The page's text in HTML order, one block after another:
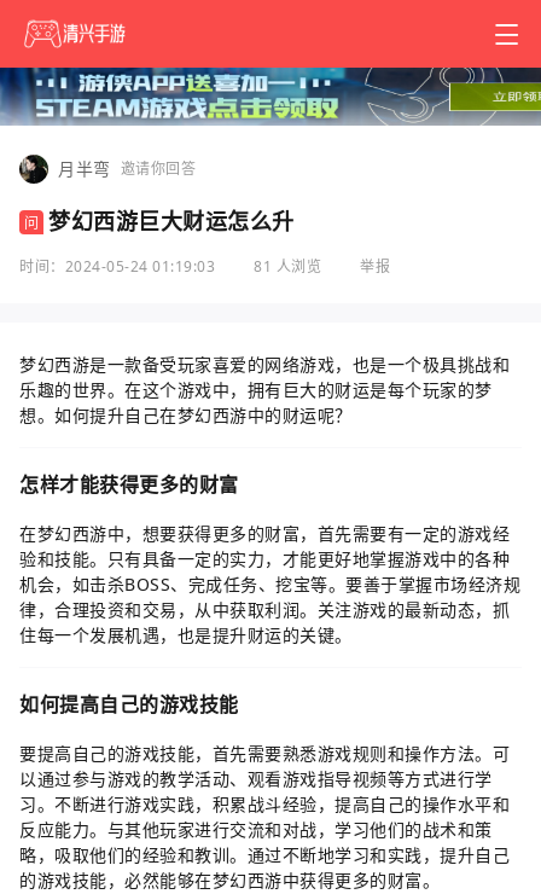
月半弯 邀请你回答
问 梦幻西游巨大财运怎么升
时间：2024-05-24 01:19:03 81 人浏览 举报
梦幻西游是一款备受玩家喜爱的网络游戏，也是一个极具挑战和
乐趣的世界。在这个游戏中，拥有巨大的财运是每个玩家的梦
想。如何提升自己在梦幻西游中的财运呢？
怎样才能获得更多的财富
在梦幻西游中，想要获得更多的财富，首先需要有一定的游戏经
验和技能。只有具备一定的实力，才能更好地掌握游戏中的各种
机会，如击杀BOSS、完成任务、挖宝等。要善于掌握市场经济规
律，合理投资和交易，从中获取利润。关注游戏的最新动态，抓
住每一个发展机遇，也是提升财运的关键。
如何提高自己的游戏技能
要提高自己的游戏技能，首先需要熟悉游戏规则和操作方法。可
以通过参与游戏的教学活动、观看游戏指导视频等方式进行学
习。不断进行游戏实践，积累战斗经验，提高自己的操作水平和
反应能力。与其他玩家进行交流和对战，学习他们的战术和策
略，吸取他们的经验和教训。通过不断地学习和实践，提升自己
的游戏技能，必然能够在梦幻西游中获得更多的财富。